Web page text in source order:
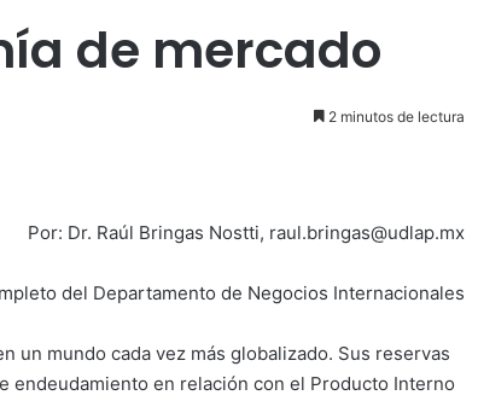
de mercado
2 minutos de lectura
Por: Dr. Raúl Bringas Nostti, raul.bringas@udlap.mx
del Departamento de Negocios Internacionales
un mundo cada vez más globalizado. Sus reservas
endeudamiento en relación con el Producto Interno